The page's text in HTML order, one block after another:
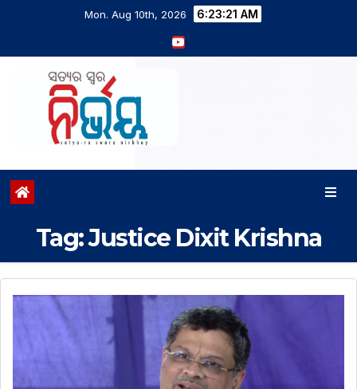
Mon. Aug 10th, 2026 6:23:22 AM
Tag:Justice Dixit Krishna